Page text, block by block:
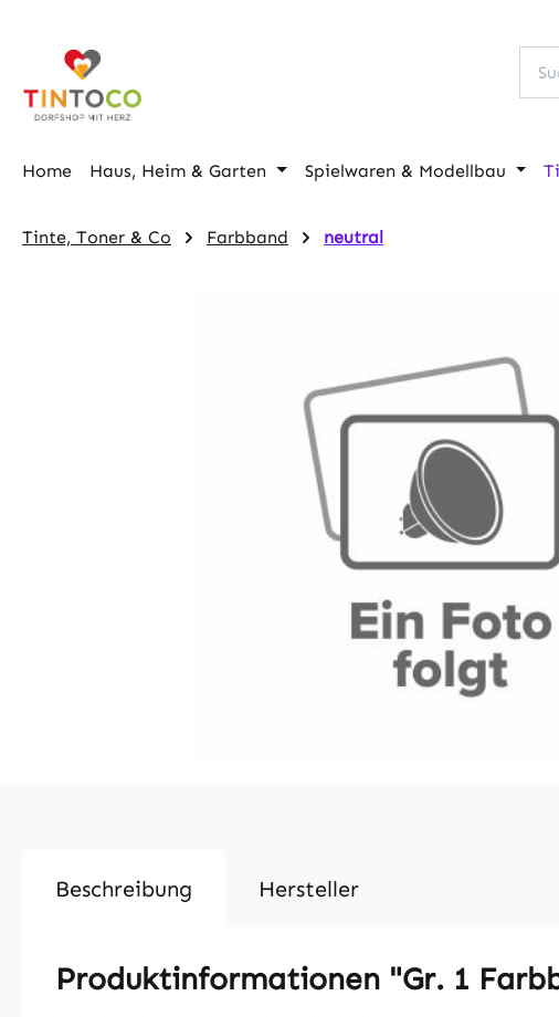
Home Haus, Heim & Garten Spielwaren & Modellbau
Tinte, Toner & Co Farbband neutral
Beschreibung Hersteller
Produktinformationen "Gr. 1